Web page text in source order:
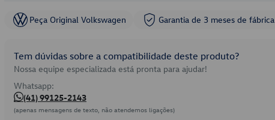
Peça Original Volkswagen Garantia de 3 meses de fábrica
Tem dúvidas sobre a compatibilidade deste produto?
Nossa equipe especializada está pronta para ajudar!
Whatsapp:
(41) 99125-2143
(apenas mensagens de texto, não atendemos ligações)